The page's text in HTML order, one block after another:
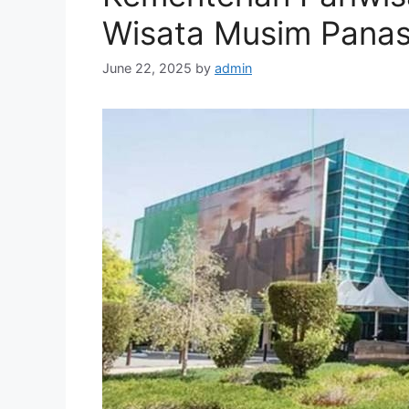
Wisata Musim
June 22, 2025 by admin